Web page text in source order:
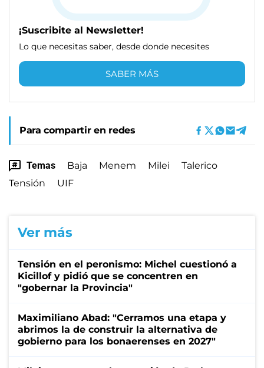
¡Suscribite al Newsletter!
Lo que necesitas saber, desde donde necesites
SABER MÁS
Para compartir en redes
Temas Baja Menem Milei
Talerico
Tensión
UIF
Ver más
Tensión en el peronismo: Michel cuestionó a
Kicillof y pidió que se concentren en
"gobernar la Provincia"
Maximiliano Abad: "Cerramos una etapa y
abrimos la de construir la alternativa de
gobierno para los bonaerenses en 2027"